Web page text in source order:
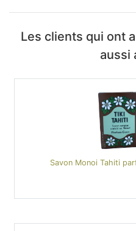
Les clients qui ont
aussi
Savon Monoi Tahiti